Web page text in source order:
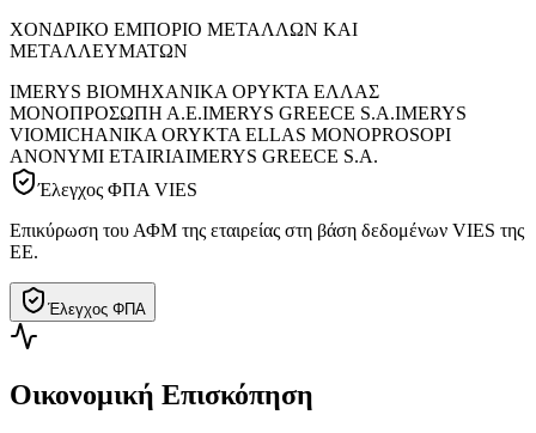
ΧΟΝΔΡΙΚΟ ΕΜΠΟΡΙΟ ΜΕΤΑΛΛΩΝ ΚΑΙ
ΜΕΤΑΛΛΕΥΜΑΤΩΝ
IMERYS ΒΙΟΜΗΧΑΝΙΚΑ ΟΡΥΚΤΑ ΕΛΛΑΣ
ΜΟΝΟΠΡΟΣΩΠΗ Α.Ε.IMERYS GREECE S.A.IMERYS
VIOMICHANIKA ORYKTA ELLAS MONOPROSOPI
ANONYMI ETAIRIAIMERYS GREECE S.A.
Έλεγχος ΦΠΑ VIES
Επικύρωση του ΑΦΜ της εταιρείας στη βάση δεδομένων VIES της
ΕΕ.
Έλεγχος ΦΠΑ
Οικονομική Επισκόπηση